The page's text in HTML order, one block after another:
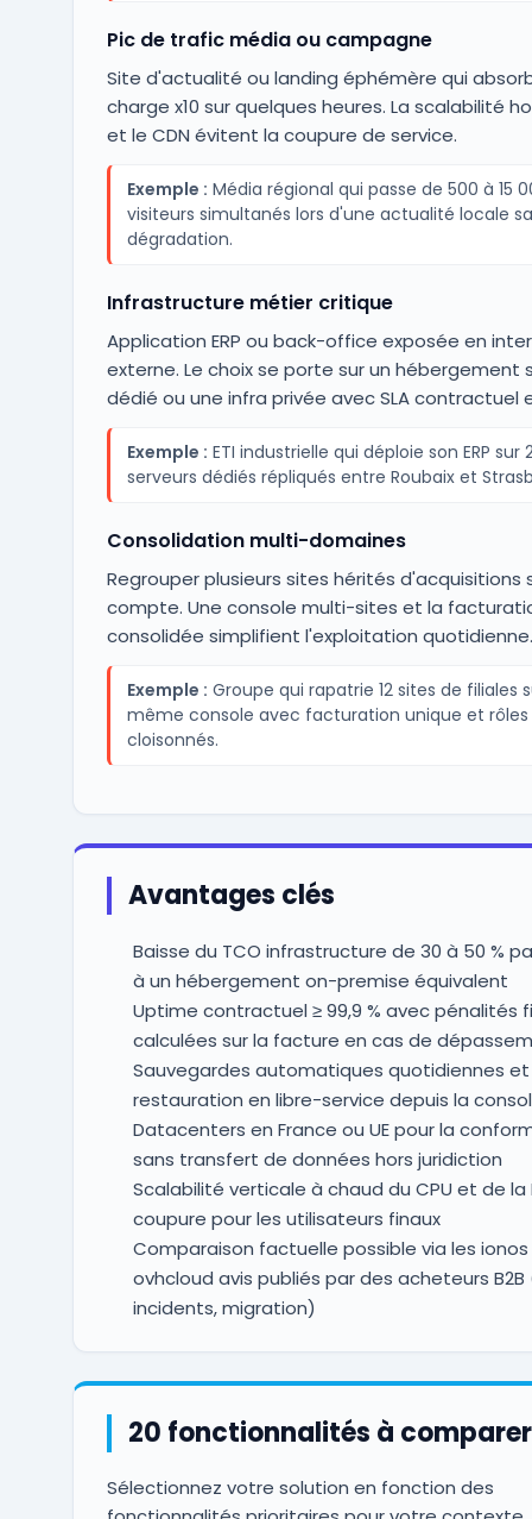
Pic de trafic média ou campagne
Site d'actualité ou landing éphémère qui
charge x10 sur quelques heures. La scalabilité
et le CDN évitent la coupure de service.
Exemple : Média régional qui passe de 500 à 15
visiteurs simultanés lors d'une actualité locale
dégradation.
Infrastructure métier critique
Application ERP ou back-office exposée en
externe. Le choix se porte sur un hébergement
dédié ou une infra privée avec SLA contractuel
Exemple : ETI industrielle qui déploie son ERP sur
serveurs dédiés répliqués entre Roubaix et
Consolidation multi-domaines
Regrouper plusieurs sites hérités d'acquisitions
compte. Une console multi-sites et la
consolidée simplifient l'exploitation quotidienne.
Exemple : Groupe qui rapatrie 12 sites de filiales
même console avec facturation unique et rôles
cloisonnés.
Avantages clés
Baisse du TCO infrastructure de 30 à 50 %
à un hébergement on-premise équivalent
Uptime contractuel ≥ 99,9 % avec pénalités
calculées sur la facture en cas de
Sauvegardes automatiques quotidiennes et
restauration en libre-service depuis la
Datacenters en France ou UE pour la
sans transfert de données hors juridiction
Scalabilité verticale à chaud du CPU et de la
coupure pour les utilisateurs finaux
Comparaison factuelle possible via les
ovhcloud avis publiés par des acheteurs
incidents, migration)
20 fonctionnalités à comparer
Sélectionnez votre solution en fonction des